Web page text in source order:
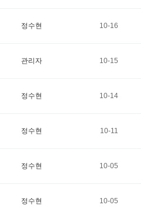
정수현 10-16
관리자 10-15
정수현 10-14
정수현 10-11
정수현 10-05
정수현 10-05